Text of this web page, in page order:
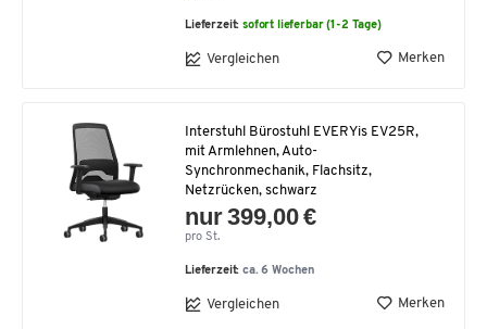
Lieferzeit:sofort lieferbar (1-2 Tage)
Vergleichen Merken
Interstuhl Bürostuhl EVERYis EV25R,
mit Armlehnen, Auto-
Synchronmechanik, Flachsitz,
Netzrücken, schwarz
nur 399,00 €
pro St.
Lieferzeit:ca. 6 Wochen
Vergleichen Merken